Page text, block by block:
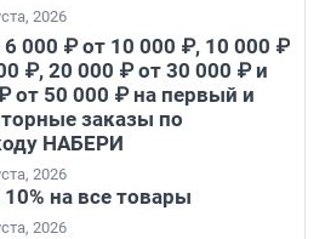
2026
000 ₽ от 10 000 ₽, 10 000 ₽
₽, 20 000 ₽ от 30 000 ₽ и
от 50 000 ₽ на первый и
заказы по
НАБЕРИ
2026
на все товары
2026